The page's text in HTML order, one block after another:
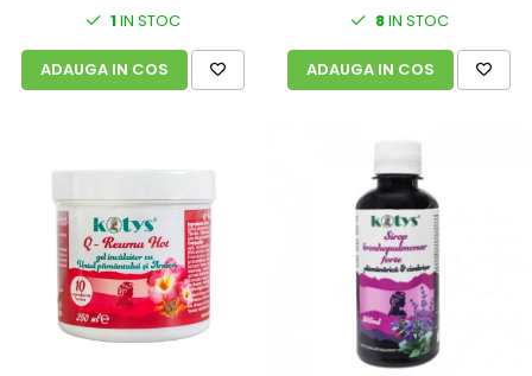
1IN STOC
ADAUGA IN COS
8IN STOC
ADAUGA IN COS